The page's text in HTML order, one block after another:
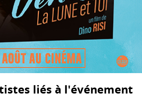
liés à l'événement